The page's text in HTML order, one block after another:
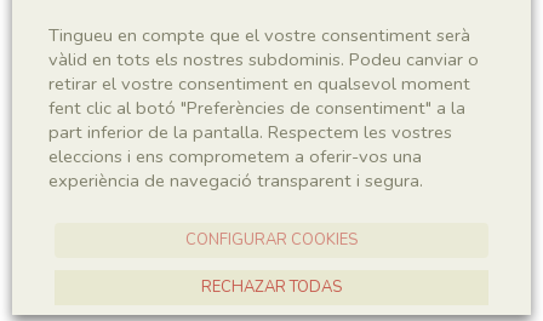
Taxonomia
Regne
Plantae
Phyllum
Spermatophyta
Subphyllum
Angiospermae
Classe
Magnoliopsida
Ranunculaceae
Tingueu en compte que el vostre consentiment serà
vàlid en tots els nostres subdominis. Podeu canviar o
retirar el vostre consentiment en qualsevol moment
fent clic al botó "Preferències de consentiment" a la
part inferior de la pantalla. Respectem les vostres
eleccions i ens comprometem a oferir-vos una
experiència de navegació transparent i segura.
CONFIGURAR COOKIES
RECHAZAR TODAS